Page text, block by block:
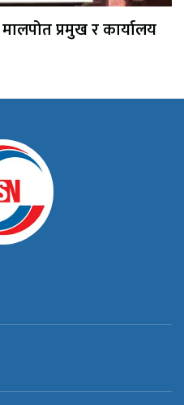
प्रमुख र कार्यालय